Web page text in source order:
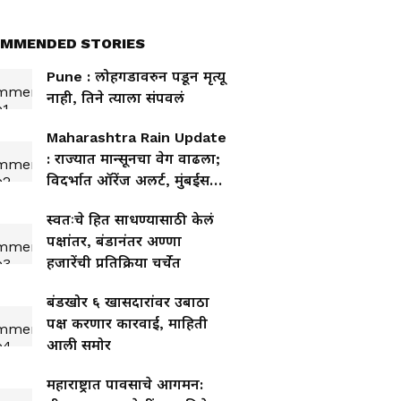
STORIES
Pune : लोहगडावरुन पडून मृत्यू
नाही, तिने त्याला संपवलं
Maharashtra Rain Update
: राज्यात मान्सूनचा वेग वाढला;
विदर्भात ऑरेंज अलर्ट, मुंबईसह
इशारा
स्वतःचे हित साधण्यासाठी केलं
पक्षांतर, बंडानंतर अण्णा
हजारेंची प्रतिक्रिया चर्चेत
बंडखोर ६ खासदारांवर उबाठा
पक्ष करणार कारवाई, माहिती
आली समोर
महाराष्ट्रात पावसाचे आगमन: